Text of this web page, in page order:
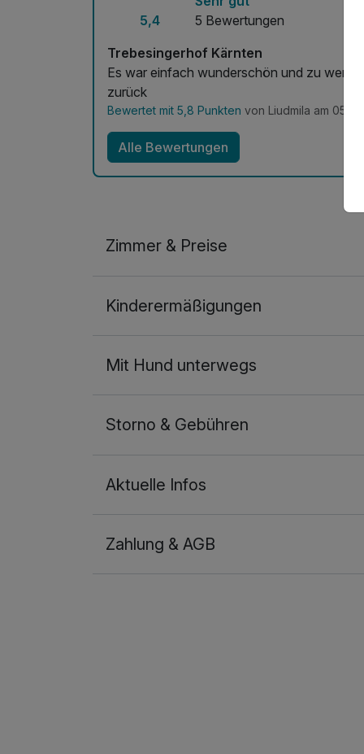
5,4
5 Bewertungen
Trebesingerhof Kärnten
Es war einfach wunderschön und zu
zurück
Bewertet mit 5,8 Punkten von Liudmila am
Alle Bewertungen
Zimmer & Preise
2 Erwachsene und 1 Kind
Kinderermäßigungen
Mit Hund unterwegs
Storno & Gebühren
Aktuelle Infos
Zahlung & AGB